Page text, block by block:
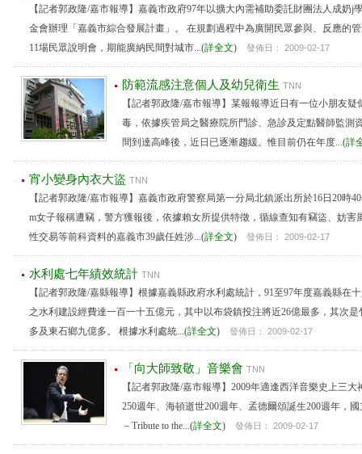
【記者郭政隆/嘉市報導】嘉義市政府97年以擴大內需補助委託財團法人成奶j
金會辦理「嘉義市綜合發展計畫」。 在規劃過程中為廣開民眾參與、反應的
11場民眾說明會，期能廣納民間對城市...(詳全文) 發佈日： 2009-02-17
防範流感注意個人及幼兒衛生 TNN
【記者郭政隆/嘉市報導】某報報導近日有一位小朋友
毒，依據疾管局之醫療院所門診、急診及定點醫師監測
間到達高峰後，近日已逐漸趨緩。惟目前仍在年度...(詳
宵小變身內衣大盜 TNN
【記者郭政隆/嘉市報導】嘉義市政府警察局第一分局北鎮派出所於16日20時
m女子報稱遭竊，警方獲報後，依據賴女所提供特徵，循線查知有竊盜、妨害
性交易等前科資料的嘉義市39歲任姓涉...(詳全文) 發佈日： 2009-02-17
水利處七年績效統計 TNN
【記者郭政隆/嘉縣報導】根據嘉義縣政府水利處統計，91至97年度嘉義縣在
之水利建設經費達一百一十五億元，其中以布袋鎮投注將近26億最多，其次是
多及東石鄉九億多。 根據水利處統...(詳全文) 發佈日： 2009-02-17
「向大師致敬」音樂會 TNN
【記者郭政隆/嘉市報導】2009年適逢西洋音樂史上三
250週年、海頓逝世200週年、孟德爾頌誕生200週年，
－Tribute to the...(詳全文) 發佈日： 2009-02-17